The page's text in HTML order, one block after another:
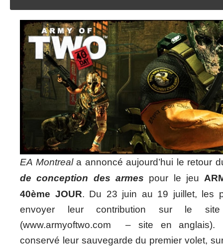
EA Montreala annoncé aujourd’hui le retour
de conception des armes pour le jeu
40ème JOUR. Du 23 juin au 19 juillet, les
envoyer leur contribution sur le
(www.armyoftwo.com – site en anglais).
conservé leur sauvegarde du premier volet,